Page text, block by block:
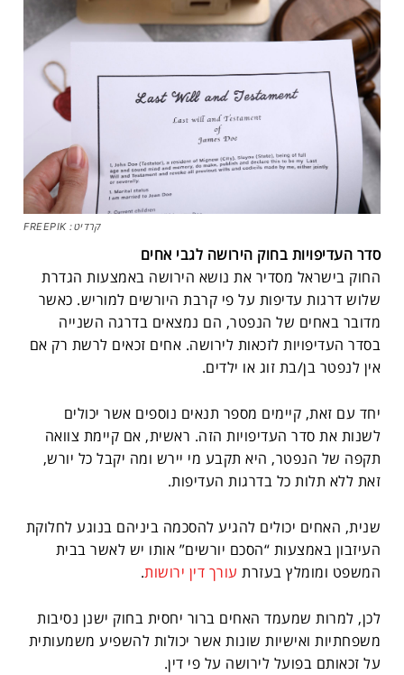
קרדיט: FREEPIK
סדר העדיפויות בחוק הירושה לגבי אחים
החוק בישראל מסדיר את נושא הירושה באמצעות הגדרת
שלוש דרגות עדיפות על פי קרבת היורשים למוריש. כאשר
מדובר באחים של הנפטר, הם נמצאים בדרגה השנייה
בסדר העדיפויות לזכאות לירושה. אחים זכאים לרשת רק אם
אין לנפטר בן/בת זוג או ילדים.
יחד עם זאת, קיימים מספר תנאים נוספים אשר יכולים
לשנות את סדר העדיפויות הזה. ראשית, אם קיימת צוואה
תקפה של הנפטר, היא תקבע מי יירש ומה יקבל כל יורש,
זאת ללא תלות כל בדרגות העדיפות.
שנית, האחים יכולים להגיע להסכמה ביניהם בנוגע לחלוקת
העיזבון באמצעות “הסכם יורשים” אותו יש לאשר בבית
המשפט ומומלץ בעזרת עורך דין ירושות.
לכן, למרות שמעמד האחים ברור יחסית בחוק ישנן נסיבות
משפחתיות ואישיות שונות אשר יכולות להשפיע משמעותית
על זכאותם בפועל לירושה על פי דין.